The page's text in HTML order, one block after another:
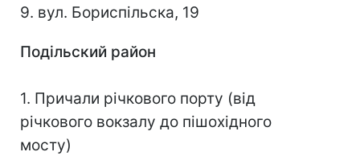
9. вул. Бориспільска, 19
Подільский район
1. Причали річкового порту (від
річкового вокзалу до пішохідного
мосту)